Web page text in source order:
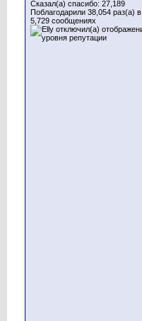
Сказал(а) спасибо: 27,189
Поблагодарили 38,054 раз(а) в
5,729 сообщениях